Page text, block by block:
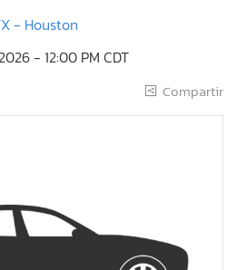
- Houston
- 12:00 PM CDT
Compartir